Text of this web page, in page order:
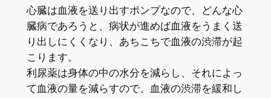
心臓は血液を送り出すポンプなので、どんな心
臓病であろうと、病状が進めば血液をうまく送
り出しにくくなり、あちこちで血液の渋滞が起
こります。
利尿薬は身体の中の水分を減らし、それによっ
て血液の量を減らすので、血液の渋滞を緩和し